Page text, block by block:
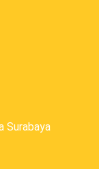
Surabaya